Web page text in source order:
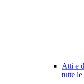
Atti e
tutte le